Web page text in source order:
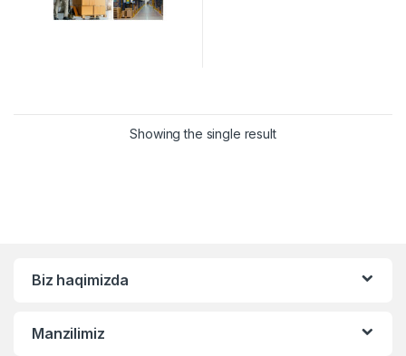
Showing the single result
Biz haqimizda
Manzilimiz